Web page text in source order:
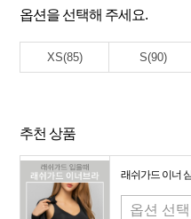
옵션을 선택해 주세요.
XS(85) S(90)
추천 상품
래쉬가드 이너